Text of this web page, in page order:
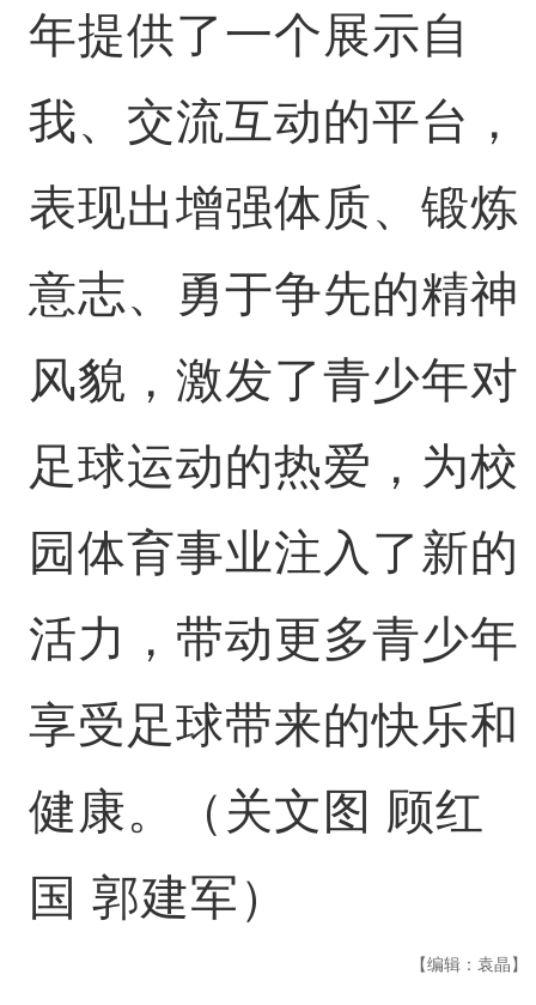
年提供了一个展示自
我、交流互动的平台，
表现出增强体质、锻炼
意志、勇于争先的精神
风貌，激发了青少年对
足球运动的热爱，为校
园体育事业注入了新的
活力，带动更多青少年
享受足球带来的快乐和
健康。（关文图 顾红
国 郭建军）
【编辑：袁晶】